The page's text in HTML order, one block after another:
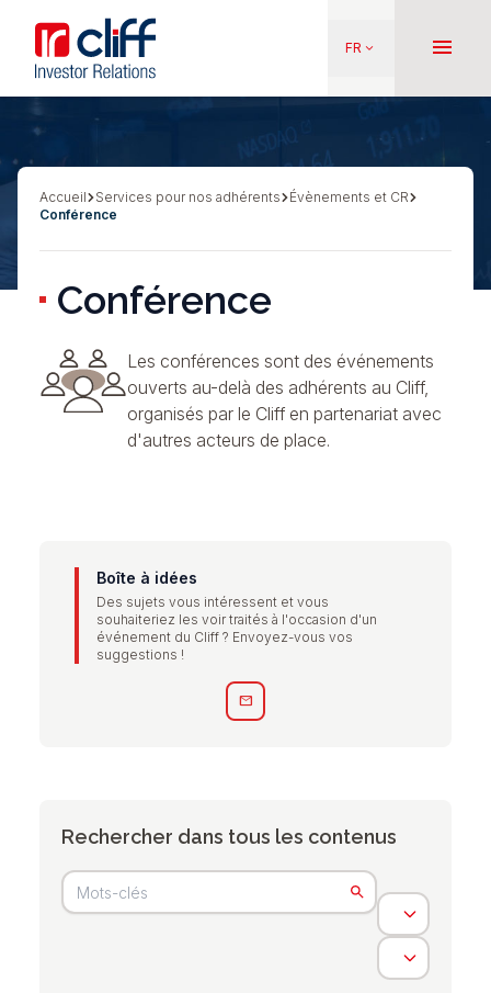
contenu
principal
Aller directement au contenu
FR keyboard_arrow_down menu
Fil
Accueil Services pour nos adhérents
Évènements et CR
Conférence
Conférence
Les conférences sont des événements
ouverts au-delà des adhérents au Cliff,
organisés par le Cliff en partenariat avec
d'autres acteurs de place.
Boîte à idées
Des sujets vous intéressent et vous
souhaiteriez les voir traités à l'occasion d'un
événement du Cliff ? Envoyez-vous vos
suggestions !
mail
Rechercher dans tous les contenus